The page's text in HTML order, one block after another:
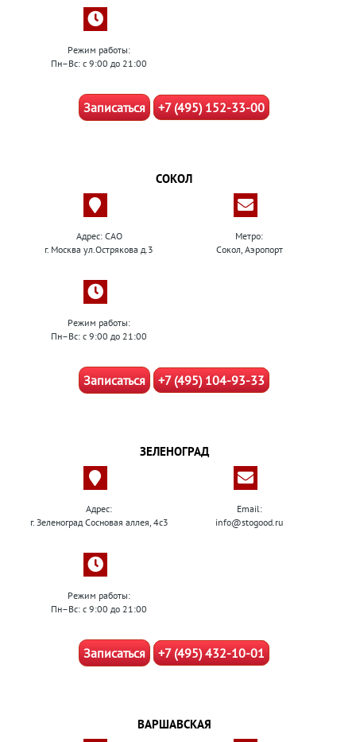
Режим работы:
Пн–Вс: с 9:00 до 21:00
Записаться +7 (495) 152-33-00
СОКОЛ
Адрес: САО
г. Москва ул.Острякова д.3
Метро:
Сокол, Аэропорт
Режим работы:
Пн–Вс: с 9:00 до 21:00
Записаться +7 (495) 104-93-33
ЗЕЛЕНОГРАД
Адрес:
г. Зеленоград Сосновая аллея, 4с3
Email:
info@stogood.ru
Режим работы:
Пн–Вс: с 9:00 до 21:00
Записаться +7 (495) 432-10-01
ВАРШАВСКАЯ